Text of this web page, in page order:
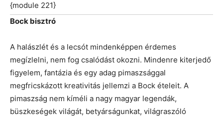
{module 221}
Bock bisztró
A halászlét és a lecsót mindenképpen érdemes
megízlelni, nem fog csalódást okozni. Mindenre kiterjedő
figyelem, fantázia és egy adag pimaszsággal
megfricskázott kreativitás jellemzi a Bock ételeit. A
pimaszság nem kíméli a nagy magyar legendák,
büszkeségek világát, betyárságunkat, világraszóló